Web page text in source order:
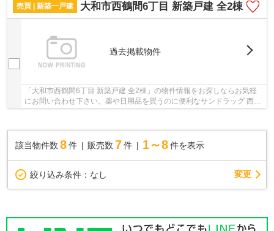
売買 | 新築一戸建
大和市西鶴間6丁目 新築戸建 全2棟
過去掲載物件
「大和市西鶴間6丁目 新築戸建 全2棟」の物件情報をお探しならお気軽
にお問い合わせ下さい。薬や日用品を買うのに便利なサンドラッグ 西鶴
該当物件数 8件 販売数 7 件 1～8 件を表示
絞り込み条件： なし 変更